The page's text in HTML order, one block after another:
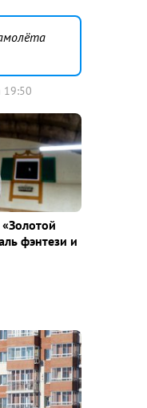
19:50
фэнтези и